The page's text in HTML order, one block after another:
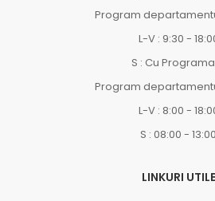
Program
L-V : 9:30 -
S : Cu
Program
L-V : 8:00 -
S : 08:00 - 13:00
LINKURI UTILE